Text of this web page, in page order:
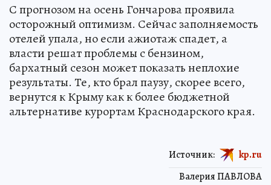
С прогнозом на осень Гончарова проявила
осторожный оптимизм. Сейчас заполняемость
отелей упала, но если ажиотаж спадет, а
власти решат проблемы с бензином,
бархатный сезон может показать неплохие
результаты. Те, кто брал паузу, скорее всего,
вернутся к Крыму как к более бюджетной
альтернативе курортам Краснодарского края.
Валерия ПАВЛОВА
Источник: kp.ru